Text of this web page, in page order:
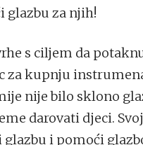
glazbu za njih!
s ciljem da
za kupnju
nije bilo sklono
darovati djeci.
i pomoći